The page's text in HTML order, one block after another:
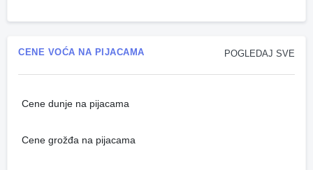
POGLEDAJ SVE
CENE VOĆA NA PIJACAMA
Cene dunje na pijacama
Cene grožđa na pijacama